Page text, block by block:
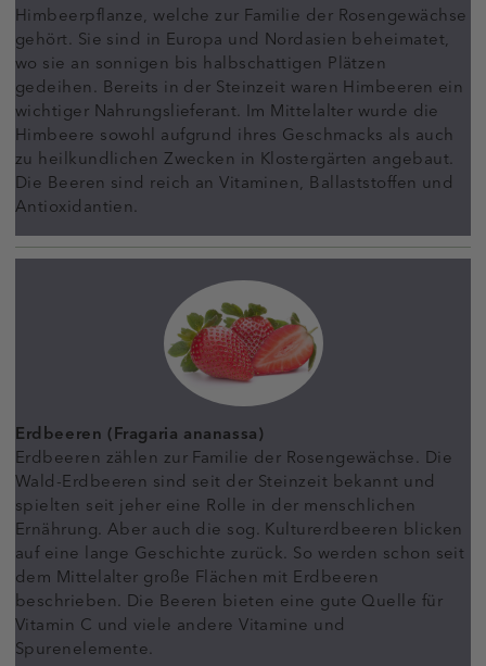
Himbeerpflanze, welche zur Familie der Rosengewächse
gehört. Sie sind in Europa und Nordasien beheimatet,
wo sie an sonnigen bis halbschattigen Plätzen
gedeihen. Bereits in der Steinzeit waren Himbeeren ein
wichtiger Nahrungslieferant. Im Mittelalter wurde die
Himbeere sowohl aufgrund ihres Geschmacks als auch
zu heilkundlichen Zwecken in Klostergärten angebaut.
Die Beeren sind reich an Vitaminen, Ballaststoffen und
Antioxidantien.
Erdbeeren (Fragaria ananassa)
Erdbeeren zählen zur Familie der Rosengewächse. Die
Wald-Erdbeeren sind seit der Steinzeit bekannt und
spielten seit jeher eine Rolle in der menschlichen
Ernährung. Aber auch die sog. Kulturerdbeeren blicken
auf eine lange Geschichte zurück. So werden schon seit
dem Mittelalter große Flächen mit Erdbeeren
beschrieben. Die Beeren bieten eine gute Quelle für
Vitamin C und viele andere Vitamine und
Spurenelemente.